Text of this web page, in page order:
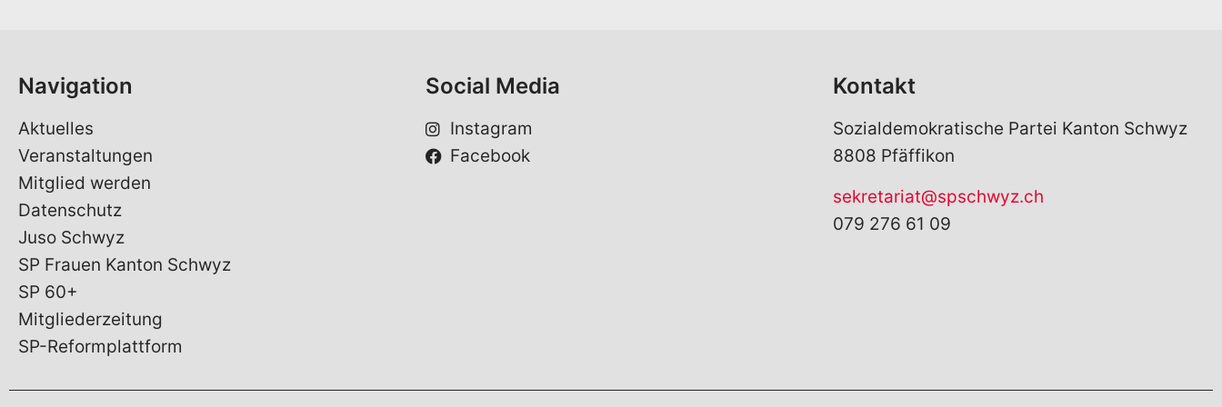
Navigation
Aktuelles
Veranstaltungen
Mitglied werden
Datenschutz
Juso Schwyz
SP Frauen Kanton Schwyz
SP 60+
Mitgliederzeitung
SP-Reformplattform
Social Media
Instagram
Facebook
Kontakt
Sozialdemokratische Partei Kanton Schwyz
8808 Pfäffikon
sekretariat@spschwyz.ch
079 276 61 09